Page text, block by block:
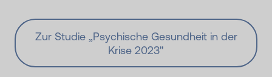
Zur Studie „Psychische Gesundheit in der
Krise 2023"